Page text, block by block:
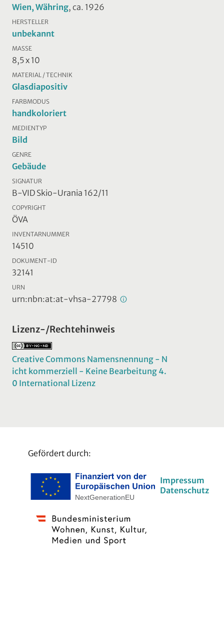
Wien, Währing, ca. 1926
HERSTELLER
unbekannt
MASSE
8,5 x 10
MATERIAL / TECHNIK
Glasdiapositiv
FARBMODUS
handkoloriert
MEDIENTYP
Bild
GENRE
Gebäude
SIGNATUR
B-VID Skio-Urania 162/11
COPYRIGHT
ÖVA
INVENTARNUMMER
14510
DOKUMENT-ID
32141
URN
urn:nbn:at:at-vhsa-27798
Lizenz-/Rechtehinweis
Creative Commons Namensnennung - N
icht kommerziell - Keine Bearbeitung 4.
0 International Lizenz
Gefördert durch:
Impressum
Datenschutz